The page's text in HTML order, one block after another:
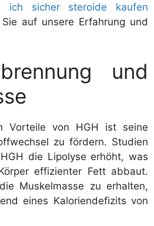
ich sicher steroide kaufen
Sie auf unsere Erfahrung und
und
Vorteile von HGH ist seine
zu fördern. Studien
die Lipolyse erhöht, was
effizienter Fett abbaut.
Muskelmasse zu erhalten,
eines Kaloriendefizits von